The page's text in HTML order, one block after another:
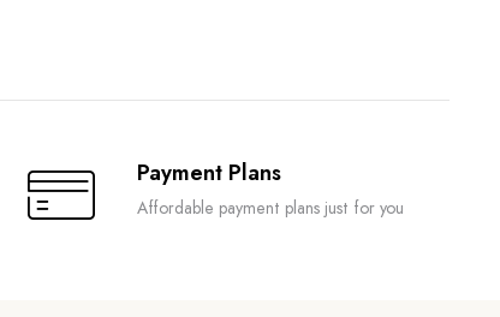
Payment Plans
Affordable payment plans just for you